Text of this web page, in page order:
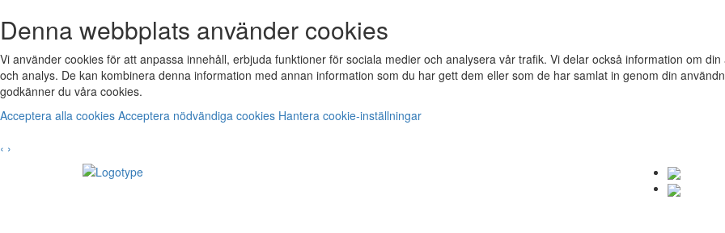
Denna webbplats använder cookies
Vi använder cookies för att anpassa innehåll, erbjuda funktioner för sociala medier och analysera vår trafik. Vi delar också information om
och analys. De kan kombinera denna information med annan information som du har gett dem eller som de har samlat in genom din
godkänner du våra cookies.
Acceptera alla cookies Acceptera nödvändiga cookies Hantera cookie-inställningar
‹ ›